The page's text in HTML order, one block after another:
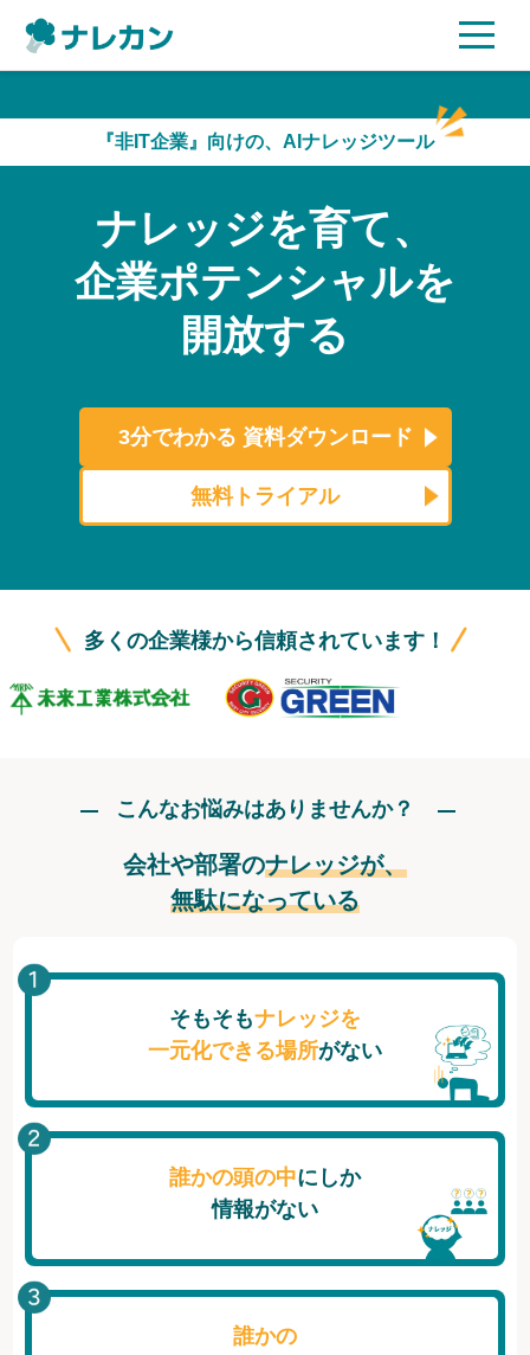
AI機能
ご利用企業様の声
セキュリティ
よくある質問
資料ダウンロード
ログイン
『非IT企業』向けの、AIナレッジツール
ナレッジを育て、
企業ポテンシャルを
開放する
3分でわかる 資料ダウンロード
無料トライアル
多くの企業様から信頼されています！
こんなお悩みはありませんか？
会社や部署のナレッジが、
無駄になっている
そもそもナレッジを
一元化できる場所がない
誰かの頭の中にしか
情報がない
誰かの